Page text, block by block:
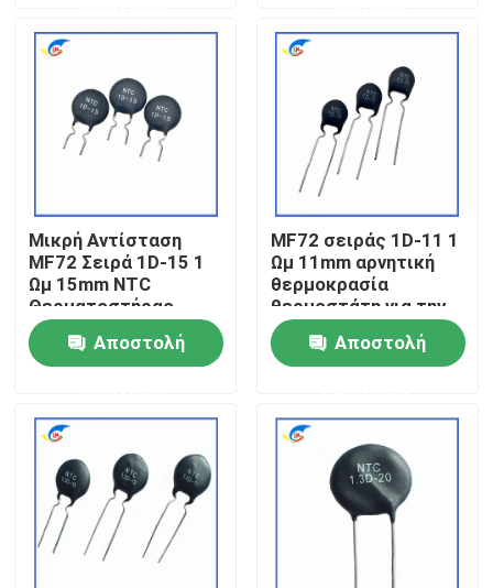
βίντεο
Σχετικά με εμάς
Επισκεψή εργοστασίου
Έλεγχος ποιότητας
Επικοινωνήστε μαζί μας
Ειδήσεις
Υποθέσεις
Μικρή Αντίσταση
MF72 Σειρά 1D-15 1
Ωμ 15mm NTC
Θερματοστήρας
Κατάλληλος για την
Εναλλαγή Δυναμικού
Αναπροσαρμοστή
Αποστολή
MF72 σειράς 1D-11 1
Ωμ 11mm αρνητική
θερμοκρασία
θερμοστάτη για την
εναλλαγή
τροφοδοτήσεων
Αποστολή